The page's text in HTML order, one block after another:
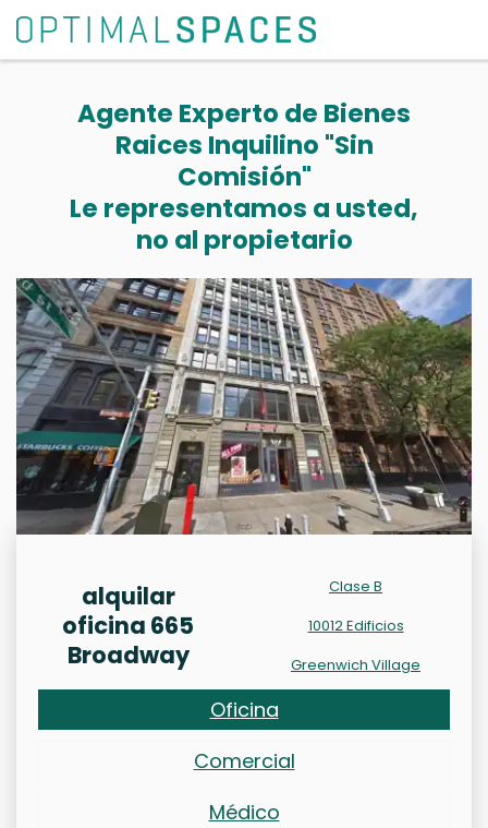
Agente Experto de Bienes
Raices Inquilino "Sin
Comisión"
Le representamos a usted,
no al propietario
alquilar
oficina 665
Broadway
Clase B
10012 Edificios
Greenwich Village
Oficina
Comercial
Médico